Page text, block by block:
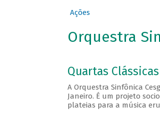
Ações
Orquestra
Quartas
A Orquestra Sinfônica
Janeiro. É um projeto
plateias para a música